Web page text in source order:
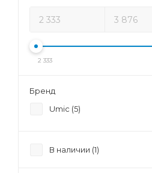
2 333
Бренд
Umic (5)
В наличии (1)